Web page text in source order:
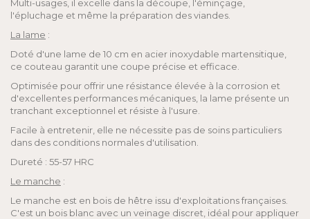
Multi-usages, il excelle dans la découpe, l'éminçage,
l'épluchage et même la préparation des viandes.
La lame :
Doté d'une lame de 10 cm en acier inoxydable martensitique,
ce couteau garantit une coupe précise et efficace.
Optimisée pour offrir une résistance élevée à la corrosion et
d'excellentes performances mécaniques, la lame présente un
tranchant exceptionnel et résiste à l'usure.
Facile à entretenir, elle ne nécessite pas de soins particuliers
dans des conditions normales d'utilisation.
Dureté : 55-57 HRC
Le manche :
Le manche est en bois de hêtre issu d'exploitations françaises.
C'est un bois blanc avec un veinage discret, idéal pour appliquer